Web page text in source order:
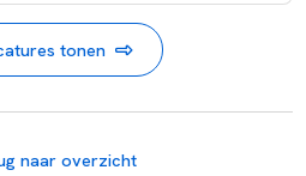
tonen
naar overzicht